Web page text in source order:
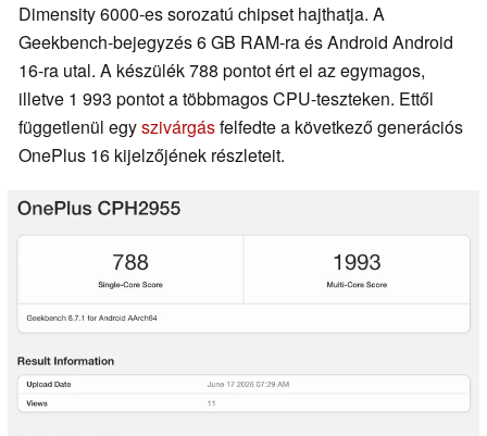
Dimensity 6000-es sorozatú chipset hajthatja. A
Geekbench-bejegyzés 6 GB RAM-ra és Android Android
16-ra utal. A készülék 788 pontot ért el az egymagos,
illetve 1 993 pontot a többmagos CPU-teszteken. Ettől
függetlenül egyszivárgásfelfedte a következő generációs
OnePlus 16 kijelzőjének részleteit.